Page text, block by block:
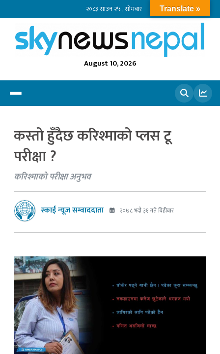
२०८३ साउन २५ , सोमबार
August 10, 2026
कस्तो हुँदैछ करिश्माको प्लस टू
परीक्षा ?
करिश्माको परीक्षा अनुभव
स्काई न्यूज सम्वाददाता २०७८ भदौ ३१ गते बिहीबार
Translate »